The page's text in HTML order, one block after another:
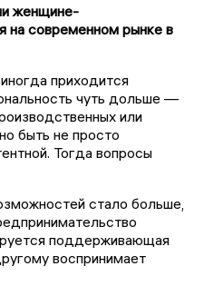
женщине-
на современном рынке в
приходится
чуть дольше —
или
быть не просто
Тогда вопросы
стало больше,
поддерживающая
воспринимает